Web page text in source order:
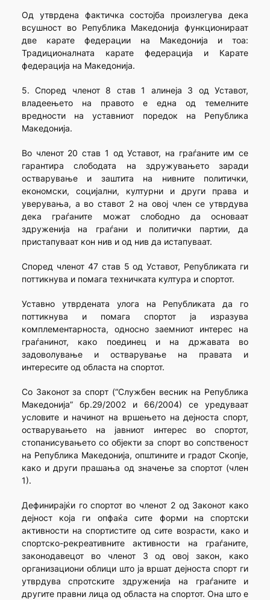
Од утврдена фактичка состојба произлегува дека
всушност во Република Македонија функционираат
две карате федерации на Македонија и тоа:
Традиционалната карате федерација и Карате
федерација на Македонија.
5. Според членот 8 став 1 алинеја 3 од Уставот,
владеењето на правото е една од темелните
вредности на уставниот поредок на Република
Македонија.
Во членот 20 став 1 од Уставот, на граѓаните им се
гарантира слободата на здружувањето заради
остварување и заштита на нивните политички,
економски, социјални, културни и други права и
уверувања, а во ставот 2 на овој член се утврдува
дека граѓаните можат слободно да основаат
здруженија на граѓани и политички партии, да
пристапуваат кон нив и од нив да истапуваат.
Според членот 47 став 5 од Уставот, Републиката ги
поттикнува и помага техничката култура и спортот.
Уставно утврдената улога на Републиката да го
поттикнува и помага спортот ја изразува
комплементарноста, односно заемниот интерес на
граѓанинот, како поединец и на државата во
задоволување и остварување на правата и
интересите од областа на спортот.
Со Законот за спорт (“Службен весник на Република
Македонија” бр.29/2002 и 66/2004) се уредуваат
условите и начинот на вршењето на дејноста спорт,
остварувањето на јавниот интерес во спортот,
стопанисувањето со објекти за спорт во сопственост
на Република Македонија, општините и градот Скопје,
како и други прашања од значење за спортот (член
1).
Дефинирајќи го спортот во членот 2 од Законот како
дејност која ги опфаќа сите форми на спортски
активности на спортистите од сите возрасти, како и
спортско-рекреативните активности на граѓаните,
законодавецот во членот 3 од овој закон, како
организациони облици што ја вршат дејноста спорт ги
утврдува спротските здруженија на граѓаните и
другите правни лица од областа на спортот. Она што е